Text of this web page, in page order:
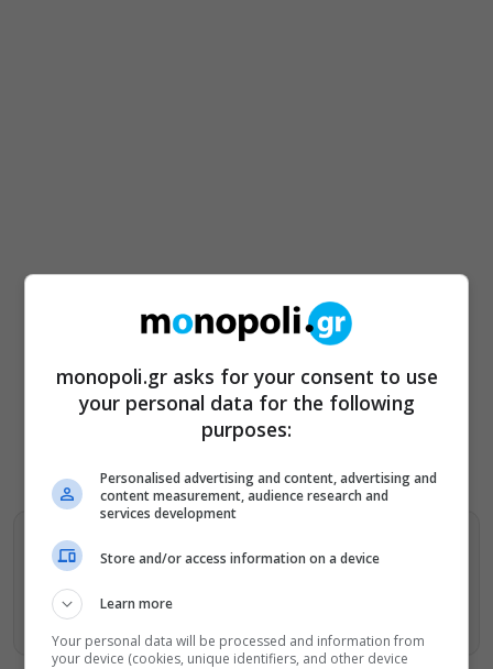
Βρείτε περισσότερα άρθρα μας στα αποτελέσματα
αναζητησης
Προσθήκη του monopoli.gr στην Google
monopoli.gr asks for your consent to use
your personal data for the following
purposes:
Personalised advertising and content, advertising and
content measurement, audience research and
services development
Store and/or access information on a device
Learn more
Your personal data will be processed and information from
your device (cookies, unique identifiers, and other device